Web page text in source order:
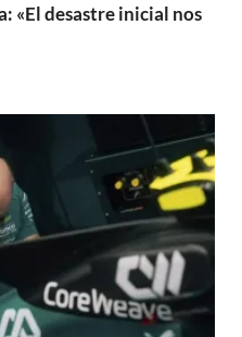
«El desastre inicial nos